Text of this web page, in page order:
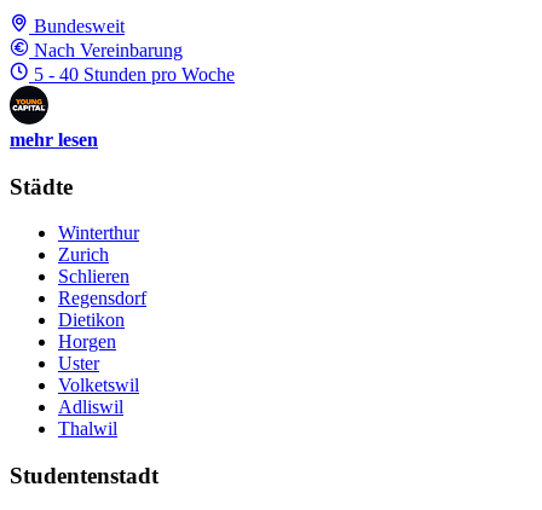
Bundesweit
Nach Vereinbarung
5 - 40 Stunden pro Woche
mehr lesen
Städte
Winterthur
Zurich
Schlieren
Regensdorf
Dietikon
Horgen
Uster
Volketswil
Adliswil
Thalwil
Studentenstadt